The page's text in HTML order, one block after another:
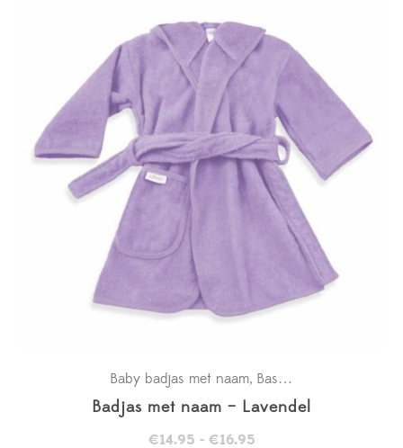
Baby badjas met naam, Basics
Badjas met naam – Lavendel
€14.95 - €16.95Prijsklasse: